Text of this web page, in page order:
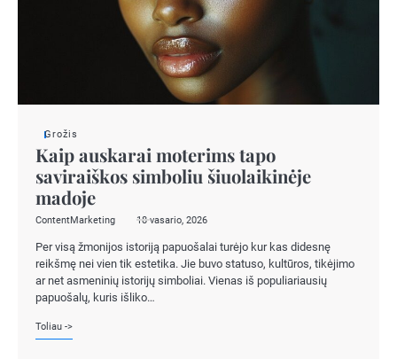
Grožis
Kaip auskarai moterims tapo
saviraiškos simboliu šiuolaikinėje
madoje
ContentMarketing 18 vasario, 2026
Per visą žmonijos istoriją papuošalai turėjo kur kas didesnę
reikšmę nei vien tik estetika. Jie buvo statuso, kultūros, tikėjimo
ar net asmeninių istorijų simboliai. Vienas iš populiariausių
papuošalų, kuris išliko…
Toliau ->